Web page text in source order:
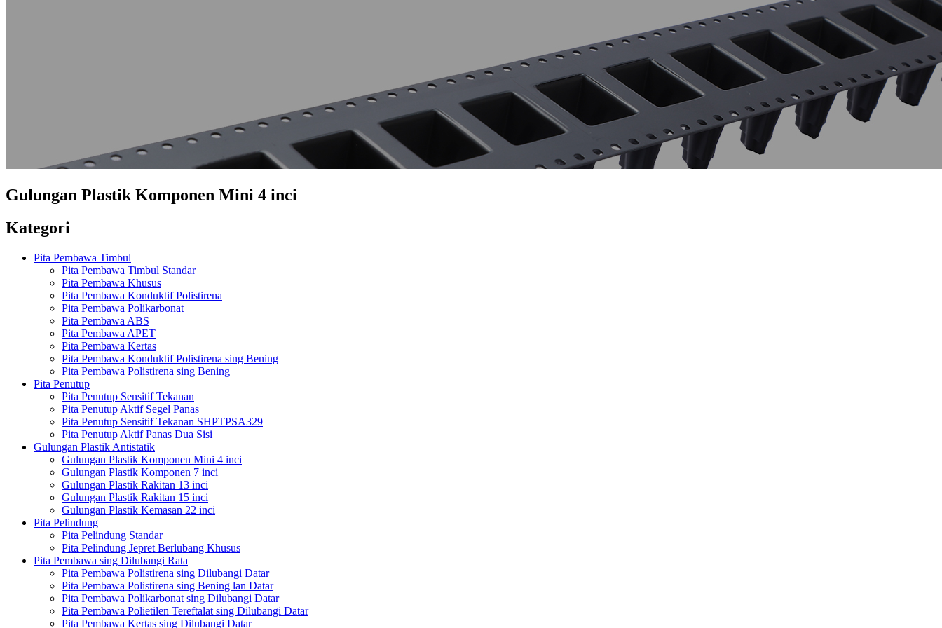
Gulungan Plastik Komponen Mini 4 inci
Kategori
Pita Pembawa Timbul
Pita Pembawa Timbul Standar
Pita Pembawa Khusus
Pita Pembawa Konduktif Polistirena
Pita Pembawa Polikarbonat
Pita Pembawa ABS
Pita Pembawa APET
Pita Pembawa Kertas
Pita Pembawa Konduktif Polistirena sing Bening
Pita Pembawa Polistirena sing Bening
Pita Penutup
Pita Penutup Sensitif Tekanan
Pita Penutup Aktif Segel Panas
Pita Penutup Sensitif Tekanan SHPTPSA329
Pita Penutup Aktif Panas Dua Sisi
Gulungan Plastik Antistatik
Gulungan Plastik Komponen Mini 4 inci
Gulungan Plastik Komponen 7 inci
Gulungan Plastik Rakitan 13 inci
Gulungan Plastik Rakitan 15 inci
Gulungan Plastik Kemasan 22 inci
Pita Pelindung
Pita Pelindung Standar
Pita Pelindung Jepret Berlubang Khusus
Pita Pembawa sing Dilubangi Rata
Pita Pembawa Polistirena sing Dilubangi Datar
Pita Pembawa Polistirena sing Bening lan Datar
Pita Pembawa Polikarbonat sing Dilubangi Datar
Pita Pembawa Polietilen Tereftalat sing Dilubangi Datar
Pita Pembawa Kertas sing Dilubangi Datar